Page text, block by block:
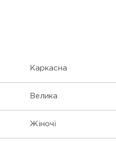
Каркасна
Велика
Жіночі